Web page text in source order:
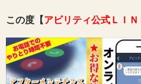
この度【アビリティ公式ＬＩＮ